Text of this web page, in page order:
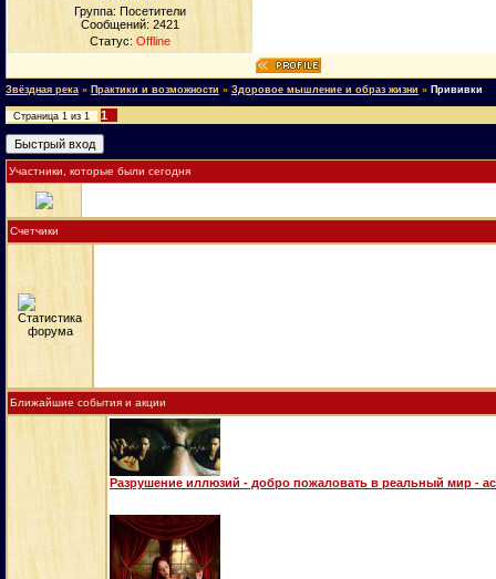
Группа: Посетители
Сообщений: 2421
Статус: Offline
Звёздная река » Практики и возможности » Здоровое мышление и образ жизни » Прививки
Страница 1 из 1 1
Участники, которые были сегодня
Счетчики
Ближайшие события и акции
Разрушение иллюзий - добро пожаловать в реальный мир -